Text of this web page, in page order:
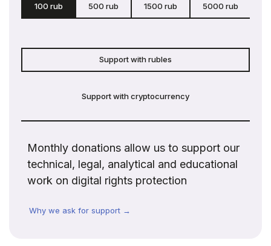
100 rub 500 rub 1500 rub 5000 rub
Support with rubles
Support with cryptocurrency
Monthly donations allow us to support our
technical, legal, analytical and educational
work on digital rights protection
Why we ask for support →